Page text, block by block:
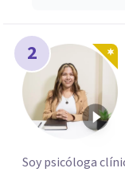
2
Soy psicóloga